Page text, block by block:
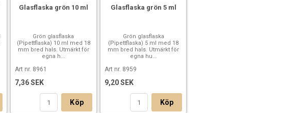
Glasflaska grön 10 ml
Grön glasflaska
(Pipettflaska) 10 ml med 18
mm bred hals. Utmärkt för
egna h...
Art nr. 8961
7,36 SEK
Köp
Glasflaska grön 5 ml
Grön glasflaska
(Pipettflaska) 5 ml med 18
mm bred hals. Utmärkt för
egna hu...
Art nr. 8959
9,20 SEK
Köp